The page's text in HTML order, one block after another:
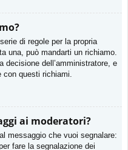
di regole per la propria
una, può mandarti un richiamo.
decisione dell’amministratore, e
con questi richiami.
ai moderatori?
messaggio che vuoi segnalare:
fare la segnalazione dei